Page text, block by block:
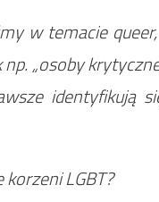
w temacie
„osoby
identyfikują
LGBT?